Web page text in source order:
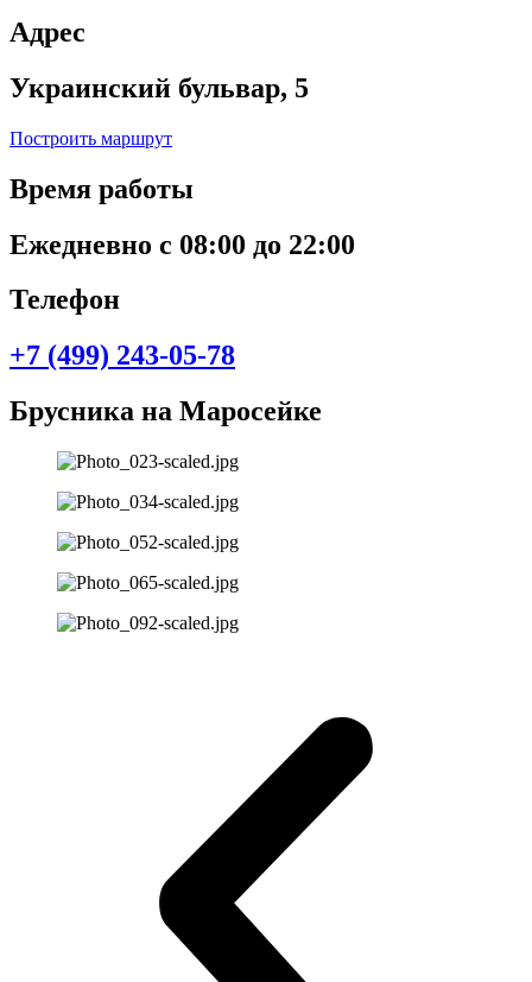
Адрес
Украинский бульвар, 5
Построить маршрут
Время работы
Ежедневно с 08:00 до 22:00
Телефон
+7 (499) 243-05-78
Брусника на Маросейке